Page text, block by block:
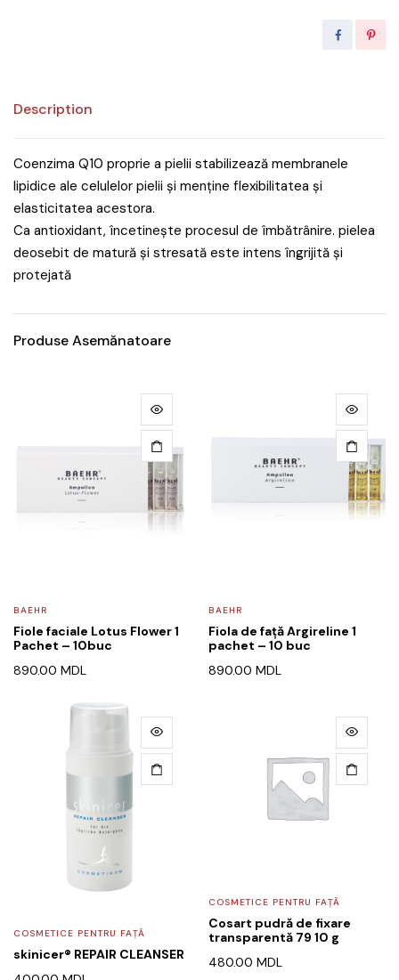
Description
Coenzima Q10 proprie a pielii stabilizează membranele
lipidice ale celulelor pielii și menține flexibilitatea și
elasticitatea acestora.
Ca antioxidant, încetinește procesul de îmbătrânire. pielea
deosebit de matură și stresată este intens îngrijită și
protejată
Produse Asemănatoare
BAEHR
Fiole faciale Lotus Flower 1
Pachet – 10buc
890.00 MDL
BAEHR
Fiola de față Argireline 1
pachet – 10 buc
890.00 MDL
COSMETICE PENTRU FAȚĂ
skinicer® REPAIR CLEANSER
COSMETICE PENTRU FAȚĂ
Cosart pudră de fixare
transparentă 79 10 g
480.00 MDL